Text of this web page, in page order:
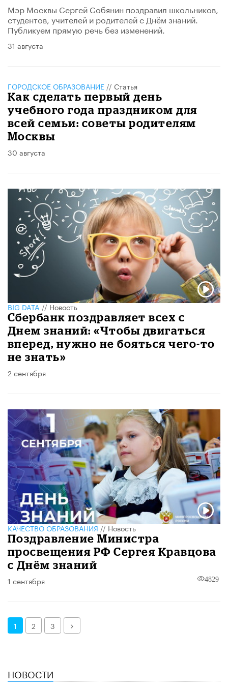
Мэр Москвы Сергей Собянин поздравил школьников,
студентов, учителей и родителей с Днём знаний.
Публикуем прямую речь без изменений.
31 августа
ГОРОДСКОЕ ОБРАЗОВАНИЕ // Статья
Как сделать первый день
учебного года праздником для
всей семьи: советы родителям
Москвы
30 августа
BIG DATA//Новость
Сбербанк поздравляет всех с
Днем знаний: «Чтобы двигаться
вперед, нужно не бояться чего-то
не знать»
2 сентября
КАЧЕСТВО ОБРАЗОВАНИЯ//Новость
Поздравление Министра
просвещения РФ Сергея Кравцова
с Днём знаний
1 сентября 4829
1 2 3 Далее
НОВОСТИ